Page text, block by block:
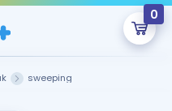
0
sweeping